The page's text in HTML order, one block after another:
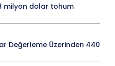
milyon dolar tohum
Değerleme Üzerinden 440